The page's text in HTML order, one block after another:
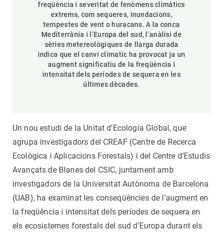
freqüència i severitat de fenòmens climàtics
extrems, com sequeres, inundacions,
tempestes de vent o huracans. A la conca
Mediterrània i l’Europa del sud, l’anàlisi de
sèries metereològiques de llarga durada
indica que el canvi climatic ha provocat ja un
augment significatiu de la freqüència i
intensitat dels períodes de sequera en les
últimes dècades.
Un nou estudi de la Unitat d’Ecologia Global, que
agrupa investigadors del CREAF (Centre de Recerca
Ecològica i Aplicacions Forestals) i del Centre d’Estudis
Avançats de Blanes del CSIC, juntament amb
investigadors de la Universitat Autònoma de Barcelona
(UAB), ha examinat les conseqüències de l’augment en
la freqüència i intensitat dels períodes de sequera en
els ecosistemes forestals del sud d’Europa durant els